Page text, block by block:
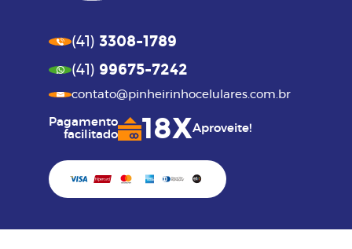
(41) 3308-1789
(41) 99675-7242
contato@pinheirinhocelulares.com.br
Pagamento
facilitado
18XAproveite!